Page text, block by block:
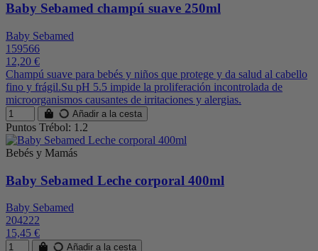
Baby Sebamed champú suave 250ml
Baby Sebamed
159566
12,20 €
Champú suave para bebés y niños que protege y da salud al cabello
fino y frágil.Su pH 5.5 impide la proliferación incontrolada de
microorganismos causantes de irritaciones y alergias.
Añadir a la cesta
Puntos Trébol: 1.2
Bebés y Mamás
Baby Sebamed Leche corporal 400ml
Baby Sebamed
204222
15,45 €
Añadir a la cesta